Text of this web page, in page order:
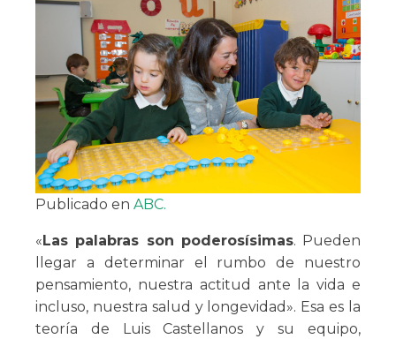
Publicado en ABC.
«Las palabras son poderosísimas. Pueden
llegar a determinar el rumbo de nuestro
pensamiento, nuestra actitud ante la vida e
incluso, nuestra salud y longevidad». Esa es la
teoría de Luis Castellanos y su equipo,